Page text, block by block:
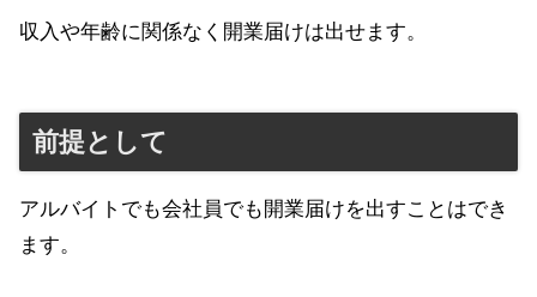
収入や年齢に関係なく開業届けは出せます。
前提として
アルバイトでも会社員でも開業届けを出すことはでき
ます。